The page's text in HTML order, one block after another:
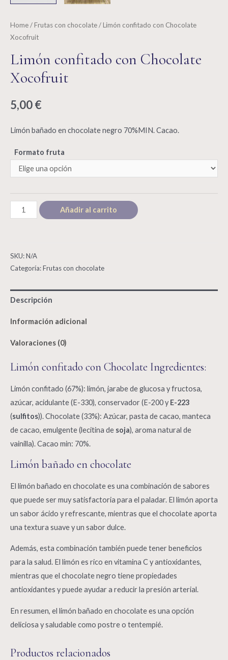
Home/Frutas con chocolate/ Limón confitado con Chocolate
Xocofruit
Limón confitado con Chocolate
Xocofruit
5,00€
Limón bañado en chocolate negro 70%MIN. Cacao.
Formato fruta
Limón
confitado
Añadir al carrito
SKU:N/A
Categoría:Frutas con chocolate
Descripción
Información adicional
Valoraciones (0)
Limón confitado con Chocolate Ingredientes:
Limón confitado (67%): limón, jarabe de glucosa y fructosa,
azúcar, acidulante (E-330), conservador (E-200 yE-223
(sulfitos)). Chocolate (33%): Azúcar, pasta de cacao, manteca
de cacao, emulgente (lecitina de soja), aroma natural de
vainilla). Cacao min: 70%.
Limón bañado en chocolate
El limón bañado en chocolate es una combinación de sabores
que puede ser muy satisfactoria para el paladar. El limón aporta
un sabor ácido y refrescante, mientras que el chocolate aporta
una textura suave y un sabor dulce.
Además, esta combinación también puede tener beneficios
para la salud. El limón es rico en vitamina C y antioxidantes,
mientras que el chocolate negro tiene propiedades
antioxidantes y puede ayudar a reducir la presión arterial.
En resumen, el limón bañado en chocolate es una opción
deliciosa y saludable como postre o tentempié.
Productos relacionados